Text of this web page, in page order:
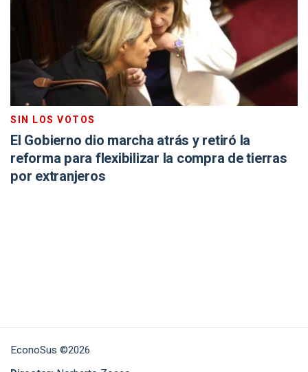
SIN LOS VOTOS
El Gobierno dio marcha atrás y retiró la
reforma para flexibilizar la compra de tierras
por extranjeros
EconoSus ©2026